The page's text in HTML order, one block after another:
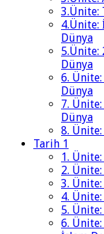
3.Ünite:
4.Ünite:
Dünya
5.Ünite:
Dünya
6. Ünite:
Dünya
7.
Dünya
8.
Tarih 1
1.
2.
3.
4.
5.
6.